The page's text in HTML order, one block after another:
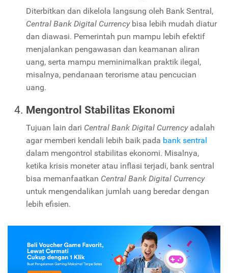
Diterbitkan dan dikelola langsung oleh Bank Sentral,
Central Bank Digital Currency bisa lebih mudah diatur
dan diawasi. Pemerintah pun mampu lebih efektif
menjalankan pengawasan dan keamanan aliran
uang, serta mampu meminimalkan praktik ilegal,
misalnya, pendanaan terorisme atau pencucian
uang.
Mengontrol Stabilitas Ekonomi
Tujuan lain dari Central Bank Digital Currency adalah
agar memberi kendali lebih baik pada bank sentral
dalam mengontrol stabilitas ekonomi. Misalnya,
ketika krisis moneter atau inflasi terjadi, bank sentral
bisa memanfaatkan Central Bank Digital Currency
untuk mengendalikan jumlah uang beredar dengan
lebih efisien.